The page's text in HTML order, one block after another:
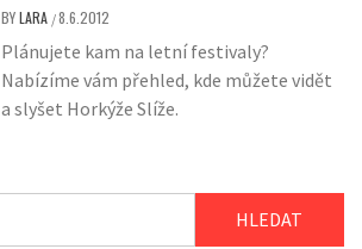
BYLARA /8.6.2012
Plánujete kam na letní festivaly?
Nabízíme vám přehled, kde můžete vidět
a slyšet Horkýže Slíže.